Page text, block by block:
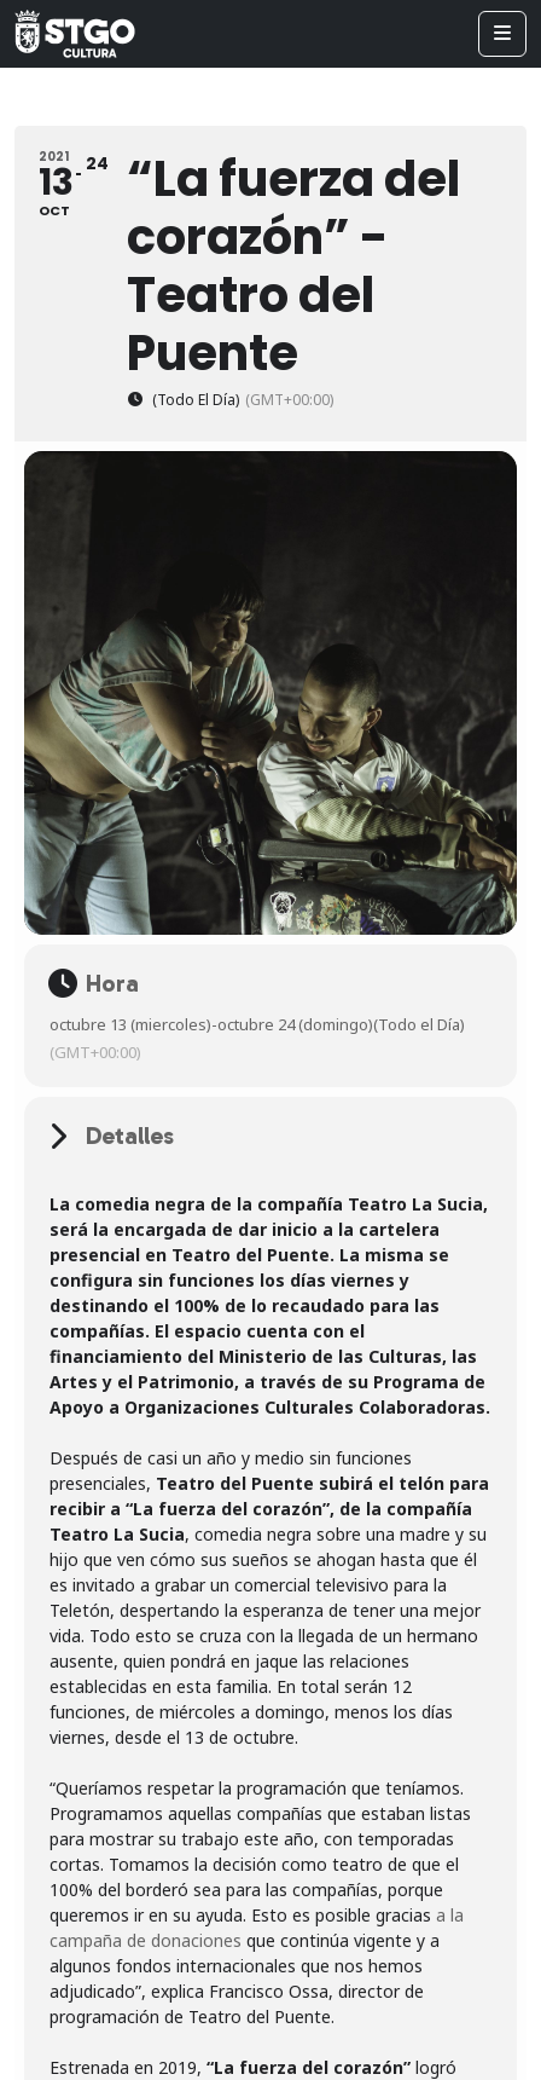
2021
13
OCT
24
“La fuerza del
corazón” -
Teatro del
Puente
(Todo El Día) (GMT+00:00)
Hora
octubre 13 (miercoles)-octubre 24 (domingo)(Todo el Día)
(GMT+00:00)
Detalles
La comedia negra de la compañía Teatro La Sucia,
será la encargada de dar inicio a la cartelera
presencial en Teatro del Puente. La misma se
configura sin funciones los días viernes y
destinando el 100% de lo recaudado para las
compañías. El espacio cuenta con el
financiamiento del Ministerio de las Culturas, las
Artes y el Patrimonio, a través de su Programa de
Apoyo a Organizaciones Culturales Colaboradoras.
Después de casi un año y medio sin funciones
presenciales, Teatro del Puente subirá el telón para
recibir a “La fuerza del corazón”, de la compañía
Teatro La Sucia, comedia negra sobre una madre y su
hijo que ven cómo sus sueños se ahogan hasta que él
es invitado a grabar un comercial televisivo para la
Teletón, despertando la esperanza de tener una mejor
vida. Todo esto se cruza con la llegada de un hermano
ausente, quien pondrá en jaque las relaciones
establecidas en esta familia. En total serán 12
funciones, de miércoles a domingo, menos los días
viernes, desde el 13 de octubre.
“Queríamos respetar la programación que teníamos.
Programamos aquellas compañías que estaban listas
para mostrar su trabajo este año, con temporadas
cortas. Tomamos la decisión como teatro de que el
100% del borderó sea para las compañías, porque
queremos ir en su ayuda. Esto es posible gracias a la
campaña de donaciones que continúa vigente y a
algunos fondos internacionales que nos hemos
adjudicado”, explica Francisco Ossa, director de
programación de Teatro del Puente.
Estrenada en 2019, “La fuerza del corazón” logró